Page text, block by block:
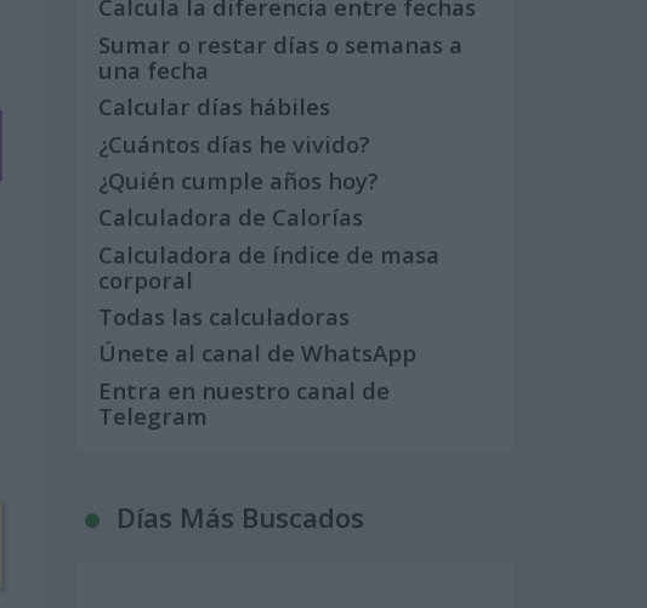
Calcula la diferencia entre fechas
Sumar o restar días o semanas a
una fecha
Calcular días hábiles
¿Cuántos días he vivido?
¿Quién cumple años hoy?
Calculadora de Calorías
Calculadora de índice de masa
corporal
Todas las calculadoras
Únete al canal de WhatsApp
Entra en nuestro canal de
Telegram
Días Más Buscados